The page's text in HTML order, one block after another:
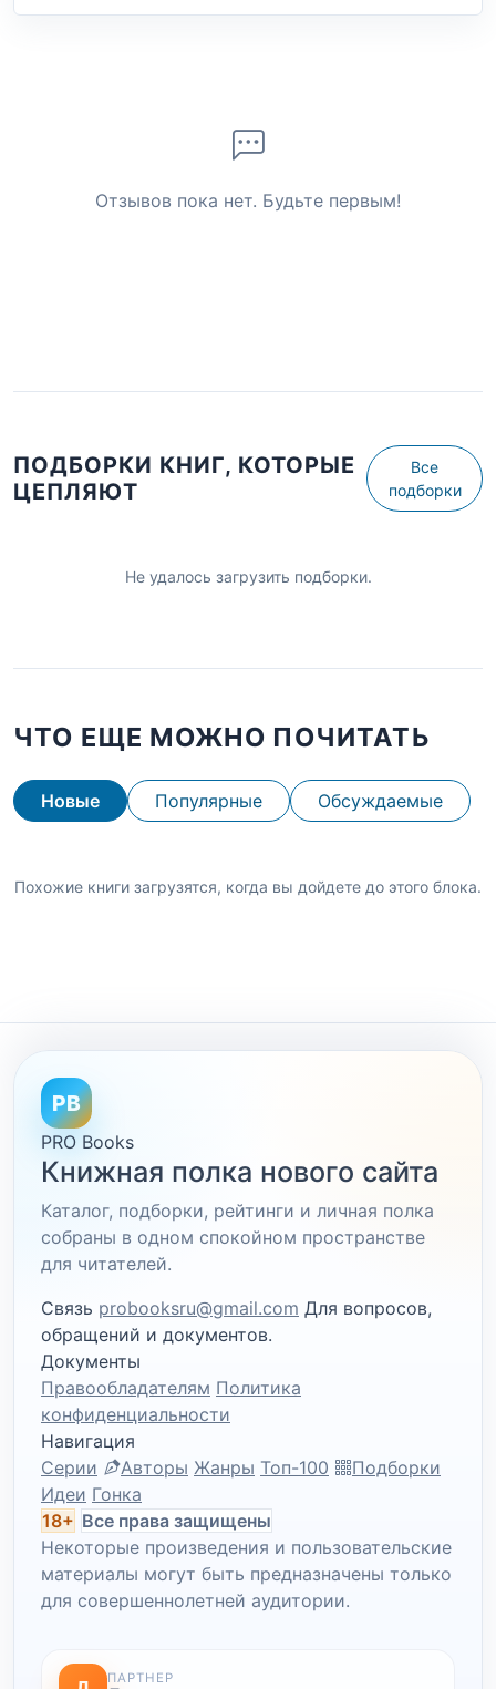
Отзывов пока нет. Будьте первым!
ПОДБОРКИ КНИГ, КОТОРЫЕ
ЦЕПЛЯЮТ
Все
подборки
Не удалось загрузить подборки.
ЧТО ЕЩЕ МОЖНО ПОЧИТАТЬ
Новые Популярные Обсуждаемые
Похожие книги загрузятся, когда вы дойдете до этого блока.
PB
PRO Books
Книжная полка нового сайта
Каталог, подборки, рейтинги и личная полка
собраны в одном спокойном пространстве
для читателей.
Связь probooksru@gmail.com Для вопросов,
обращений и документов.
Документы
Правообладателям Политика
конфиденциальности
Навигация
Серии
Авторы Жанры Топ-100
Подборки
Идеи Гонка
18+ Все права защищены
Некоторые произведения и пользовательские
материалы могут быть предназначены только
для совершеннолетней аудитории.
ПАРТНЕР